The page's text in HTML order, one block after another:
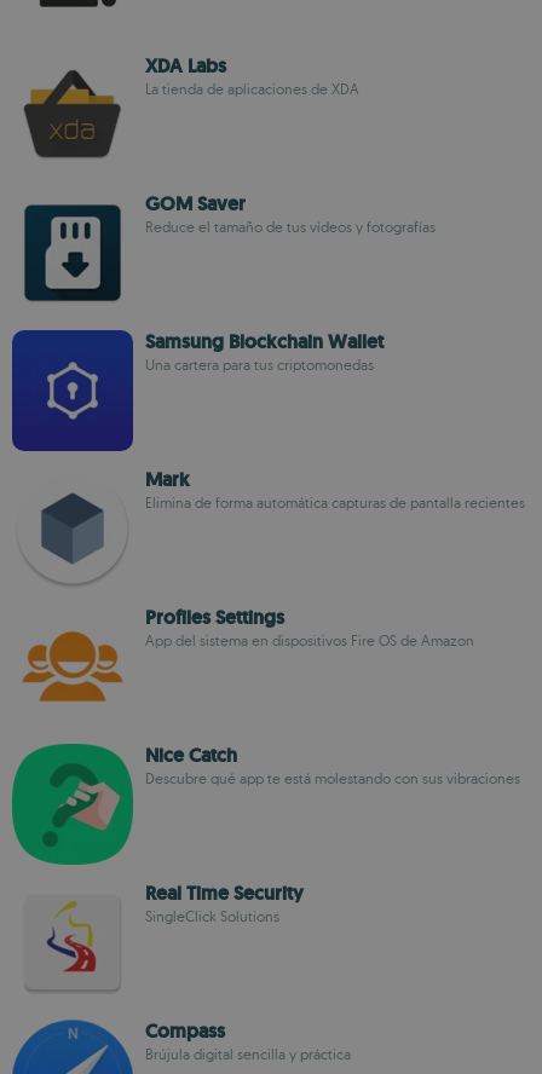
XDA Labs
La tienda de aplicaciones de XDA
GOM Saver
Reduce el tamaño de tus vídeos y fotografías
Samsung Blockchain Wallet
Una cartera para tus criptomonedas
Mark
Elimina de forma automática capturas de pantalla recientes
Profiles Settings
App del sistema en dispositivos Fire OS de Amazon
Nice Catch
Descubre qué app te está molestando con sus vibraciones
Real Time Security
SingleClick Solutions
Compass
Brújula digital sencilla y práctica